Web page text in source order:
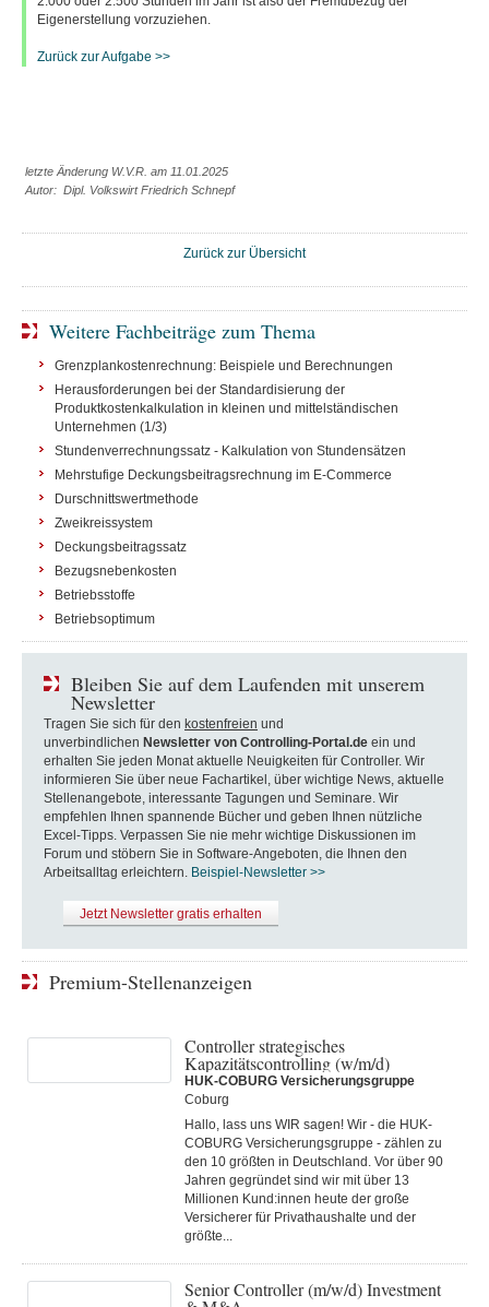
Eigenerstellung vorzuziehen.
Zurück zur Aufgabe >>
letzte Änderung W.V.R. am 11.01.2025
Autor: Dipl. Volkswirt Friedrich Schnepf
Zurück zur Übersicht
Weitere Fachbeiträge zum Thema
Grenzplankostenrechnung: Beispiele und Berechnungen
Herausforderungen bei der Standardisierung der
Produktkostenkalkulation in kleinen und mittelständischen
Unternehmen (1/3)
Stundenverrechnungssatz - Kalkulation von Stundensätzen
Mehrstufige Deckungsbeitragsrechnung im E-Commerce
Durschnittswertmethode
Zweikreissystem
Deckungsbeitragssatz
Bezugsnebenkosten
Betriebsstoffe
Betriebsoptimum
Bleiben Sie auf dem Laufenden mit unserem
Newsletter
Tragen Sie sich für den kostenfreien und
unverbindlichen Newsletter von Controlling-Portal.de ein und
erhalten Sie jeden Monat aktuelle Neuigkeiten für Controller. Wir
informieren Sie über neue Fachartikel, über wichtige News, aktuelle
Stellenangebote, interessante Tagungen und Seminare. Wir
empfehlen Ihnen spannende Bücher und geben Ihnen nützliche
Excel-Tipps. Verpassen Sie nie mehr wichtige Diskussionen im
Forum und stöbern Sie in Software-Angeboten, die Ihnen den
Arbeitsalltag erleichtern. Beispiel-Newsletter >>
Jetzt Newsletter gratis erhalten
Premium-Stellenanzeigen
Controller strategisches
Kapazitätscontrolling (w/m/d)
HUK-COBURG Versicherungsgruppe
Coburg
Hallo, lass uns WIR sagen! Wir - die HUK-
COBURG Versicherungsgruppe - zählen zu
den 10 größten in Deutschland. Vor über 90
Jahren gegründet sind wir mit über 13
Millionen Kund:innen heute der große
Versicherer für Privathaushalte und der
größte...
Senior Controller (m/w/d) Investment